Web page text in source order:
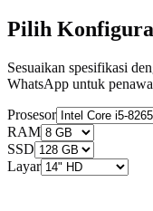
Pilih
Sesuaikan spesifikasi
WhatsApp untuk
Prosesor
RAM
SSD
Layar